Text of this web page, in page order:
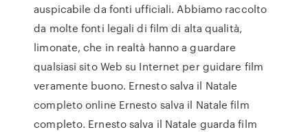
auspicabile da fonti ufficiali. Abbiamo raccolto
da molte fonti legali di film di alta qualità,
limonate, che in realtà hanno a guardare
qualsiasi sito Web su Internet per guidare film
veramente buono. Ernesto salva il Natale
completo online Ernesto salva il Natale film
completo. Ernesto salva il Natale guarda film